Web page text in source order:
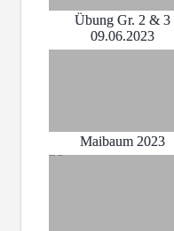
Übung Gr. 2 & 3
09.06.2023
Maibaum 2023